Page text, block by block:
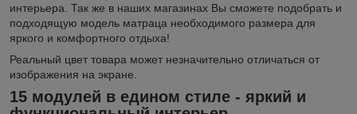
интерьера. Так же в наших магазинах Вы сможете подобрать и
подходящую модель матраца необходимого размера для
яркого и комфортного отдыха!
Реальный цвет товара может незначительно отличаться от
изображения на экране.
15 модулей в едином стиле - яркий и